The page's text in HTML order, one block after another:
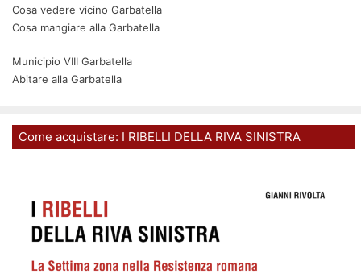
Cosa vedere vicino Garbatella
Cosa mangiare alla Garbatella
Municipio VIII Garbatella
Abitare alla Garbatella
Come acquistare: I RIBELLI DELLA RIVA SINISTRA